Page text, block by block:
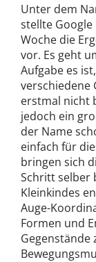
Unter dem
stellte Google
Woche die
vor. Es geht
Aufgabe es
verschiedene
erstmal nicht
jedoch ein
der Name
einfach für
bringen sich
Schritt selber
Kleinkindes
Auge-
Formen und
Gegenstände